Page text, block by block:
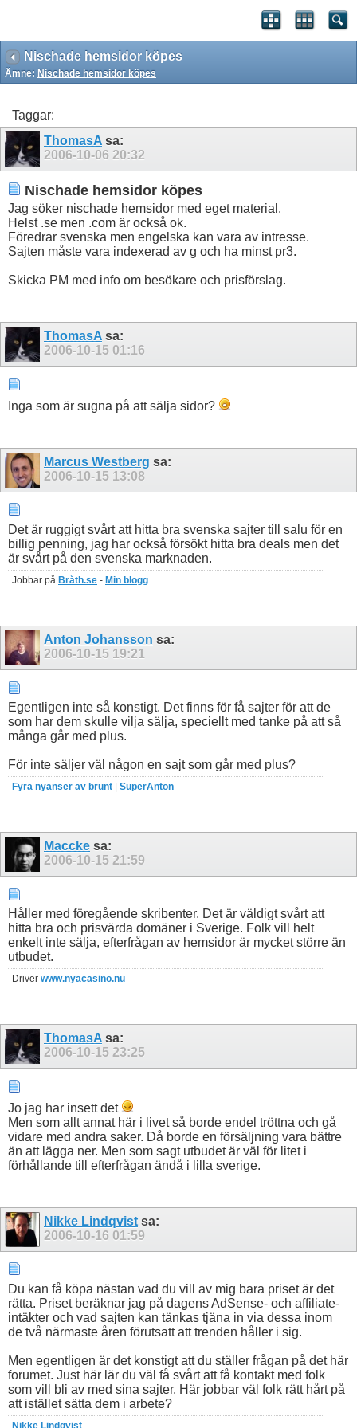
Nischade hemsidor köpes
Ämne: Nischade hemsidor köpes
Taggar:
ThomasA sa:
2006-10-06 20:32
Nischade hemsidor köpes
Jag söker nischade hemsidor med eget material.
Helst .se men .com är också ok.
Föredrar svenska men engelska kan vara av intresse.
Sajten måste vara indexerad av g och ha minst pr3.
Skicka PM med info om besökare och prisförslag.
ThomasA sa:
2006-10-15 01:16
Inga som är sugna på att sälja sidor?
Marcus Westberg sa:
2006-10-15 13:08
Det är ruggigt svårt att hitta bra svenska sajter till salu för en
billig penning, jag har också försökt hitta bra deals men det
är svårt på den svenska marknaden.
Jobbar på Bråth.se - Min blogg
Anton Johansson sa:
2006-10-15 19:21
Egentligen inte så konstigt. Det finns för få sajter för att de
som har dem skulle vilja sälja, speciellt med tanke på att så
många går med plus.
För inte säljer väl någon en sajt som går med plus?
Fyra nyanser av brunt SuperAnton
Maccke sa:
2006-10-15 21:59
Håller med föregående skribenter. Det är väldigt svårt att
hitta bra och prisvärda domäner i Sverige. Folk vill helt
enkelt inte sälja, efterfrågan av hemsidor är mycket större än
utbudet.
Driver www.nyacasino.nu
ThomasA sa:
2006-10-15 23:25
Jo jag har insett det
Men som allt annat här i livet så borde endel tröttna och gå
vidare med andra saker. Då borde en försäljning vara bättre
än att lägga ner. Men som sagt utbudet är väl för litet i
förhållande till efterfrågan ändå i lilla sverige.
Nikke Lindqvist sa:
2006-10-16 01:59
Du kan få köpa nästan vad du vill av mig bara priset är det
rätta. Priset beräknar jag på dagens AdSense- och affiliate-
intäkter och vad sajten kan tänkas tjäna in via dessa inom
de två närmaste åren förutsatt att trenden håller i sig.
Men egentligen är det konstigt att du ställer frågan på det här
forumet. Just här lär du väl få svårt att få kontakt med folk
som vill bli av med sina sajter. Här jobbar väl folk rätt hårt på
att istället sätta dem i arbete?
Nikke Lindqvist